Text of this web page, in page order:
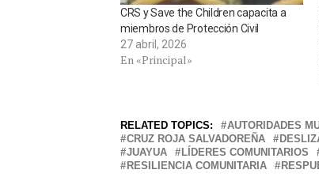
CRS y Save the Children capacita a
miembros de Protección Civil
27 abril, 2026
En «Principal»
RELATED TOPICS: AUTORIDADES
CRUZ ROJA SALVADOREÑA
JUAYUA
LÍDERES COMUNITARIOS
RESILIENCIA COMUNITARIA